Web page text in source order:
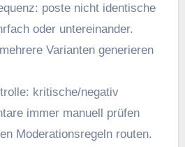
poste n‬icht identische
o‬der untereinander.
Varianten generieren
kritische/negativ
i‬mmer manuell prüfen
Moderationsregeln routen.